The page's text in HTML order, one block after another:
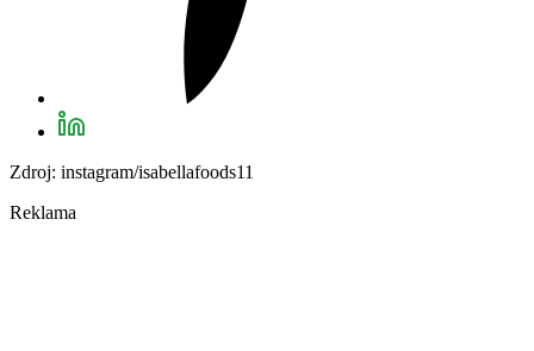
Zdroj: instagram/isabellafoods11
Reklama